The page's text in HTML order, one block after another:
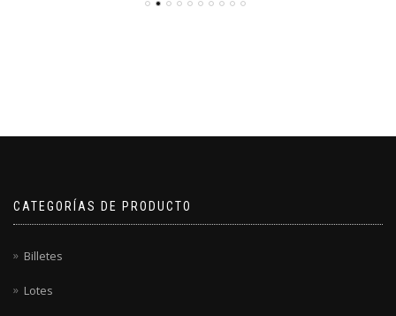
CATEGORÍAS DE PRODUCTO
Billetes
Lotes